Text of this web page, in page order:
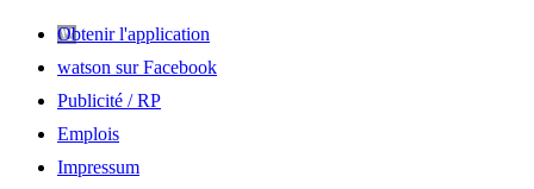
Obtenir l'application
watson sur Facebook
Publicité / RP
Emplois
Impressum